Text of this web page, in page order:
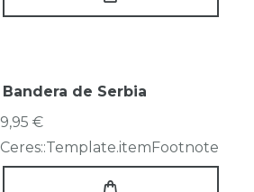
Bandera de Serbia
9,95 €
Ceres::Template.itemFootnote